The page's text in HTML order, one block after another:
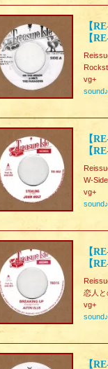
【
【
vg+
sound♪
【
【
W-
vg+
sound♪
【
【
恋人
vg+
sound♪
【